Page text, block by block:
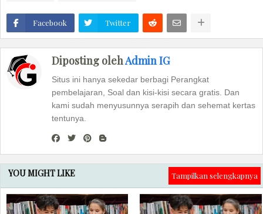
Facebook Twitter
Diposting olehAdmin IG
Situs ini hanya sekedar berbagi Perangkat
pembelajaran, Soal dan kisi-kisi secara gratis. Dan
kami sudah menyusunnya serapih dan sehemat kertas
tentunya.
YOU MIGHT LIKE Tampilkan selengkapnya